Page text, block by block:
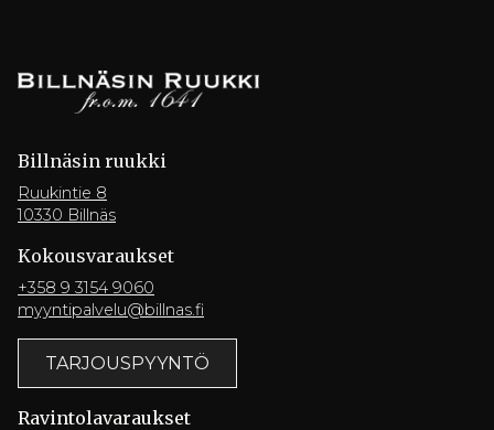
Billnäsin ruukki
Ruukintie 8
10330 Billnäs
Kokousvaraukset
+358 9 3154 9060
myyntipalvelu@billnas.fi
TARJOUSPYYNTÖ
Ravintola­varaukset